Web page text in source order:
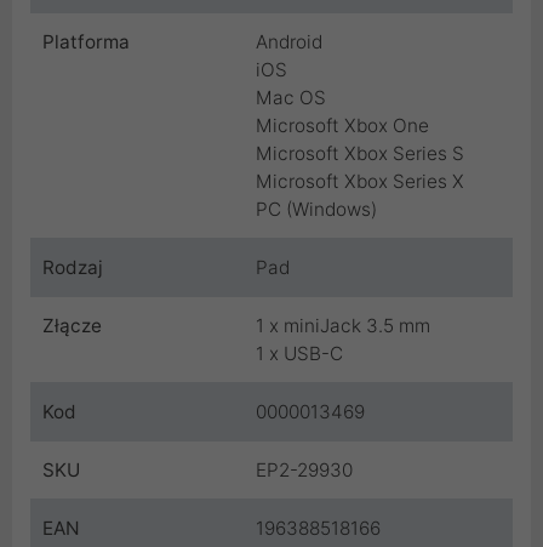
Platforma
Android
iOS
Mac OS
Microsoft Xbox One
Microsoft Xbox Series S
Microsoft Xbox Series X
PC (Windows)
Rodzaj Pad
Złącze
1 x miniJack 3.5 mm
1 x USB-C
Kod 0000013469
SKU EP2-29930
EAN 196388518166